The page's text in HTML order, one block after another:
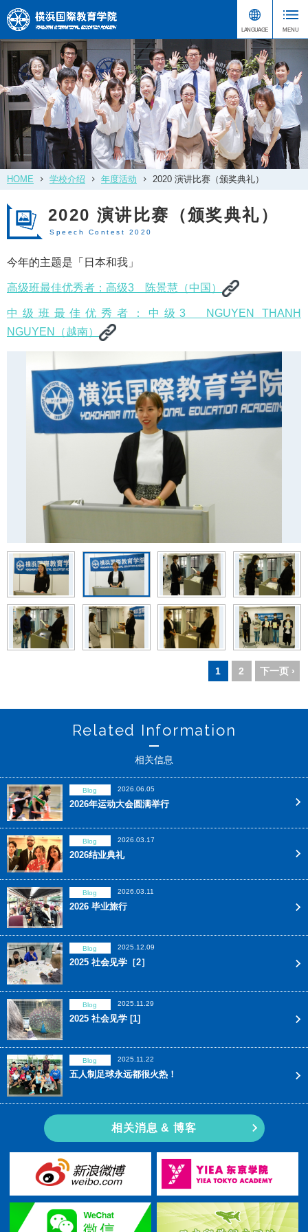
HOME 学校介绍 年度活动 2020 演讲比赛（颁奖典礼）
2020 演讲比赛（颁奖典礼）
Speech Contest 2020
今年的主题是「日本和我」
高级班最佳优秀者：高级3 陈景慧（中国）
中级班最佳优秀者：中级3 NGUYEN THANH
NGUYEN（越南）
1 2 下一页 ›
Related Information
相关信息
Blog 2026.06.05
2026年运动大会圆满举行
Blog 2026.03.17
2026结业典礼
Blog 2026.03.11
2026 毕业旅行
Blog 2025.12.09
2025 社会见学［2］
Blog 2025.11.29
2025 社会见学 [1]
Blog 2025.11.22
五人制足球永远都很火热！
相关消息 & 博客